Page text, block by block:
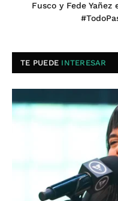
Fusco y Fede Yañez
TE PUEDE INTERESAR